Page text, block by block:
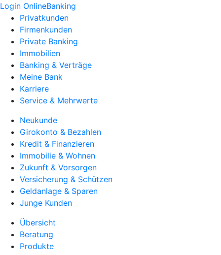
Login OnlineBanking
Privatkunden
Firmenkunden
Private Banking
Immobilien
Banking & Verträge
Meine Bank
Karriere
Service & Mehrwerte
Neukunde
Girokonto & Bezahlen
Kredit & Finanzieren
Immobilie & Wohnen
Zukunft & Vorsorgen
Versicherung & Schützen
Geldanlage & Sparen
Junge Kunden
Übersicht
Beratung
Produkte